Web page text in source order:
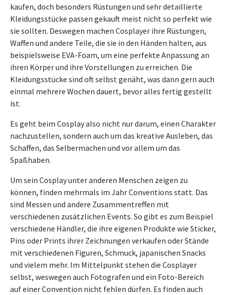
kaufen, doch besonders Rüstungen und sehr detaillierte
Kleidungsstücke passen gekauft meist nicht so perfekt wie
sie sollten. Deswegen machen Cosplayer ihre Rüstungen,
Waffen und andere Teile, die sie in den Händen halten, aus
beispielsweise EVA-Foam, um eine perfekte Anpassung an
ihren Körper und ihre Vorstellungen zu erreichen. Die
Kleidungsstücke sind oft selbst genäht, was dann gern auch
einmal mehrere Wochen dauert, bevor alles fertig gestellt
ist.
Es geht beim Cosplay also nicht nur darum, einen Charakter
nachzustellen, sondern auch um das kreative Ausleben, das
Schaffen, das Selbermachen und vor allem um das
Spaßhaben.
Um sein Cosplay unter anderen Menschen zeigen zu
können, finden mehrmals im Jahr Conventions statt. Das
sind Messen und andere Zusammentreffen mit
verschiedenen zusätzlichen Events. So gibt es zum Beispiel
verschiedene Händler, die ihre eigenen Produkte wie Sticker,
Pins oder Prints ihrer Zeichnungen verkaufen oder Stände
mit verschiedenen Figuren, Schmuck, japanischen Snacks
und vielem mehr. Im Mittelpunkt stehen die Cosplayer
selbst, weswegen auch Fotografen und ein Foto-Bereich
auf einer Convention nicht fehlen dürfen. Es finden auch